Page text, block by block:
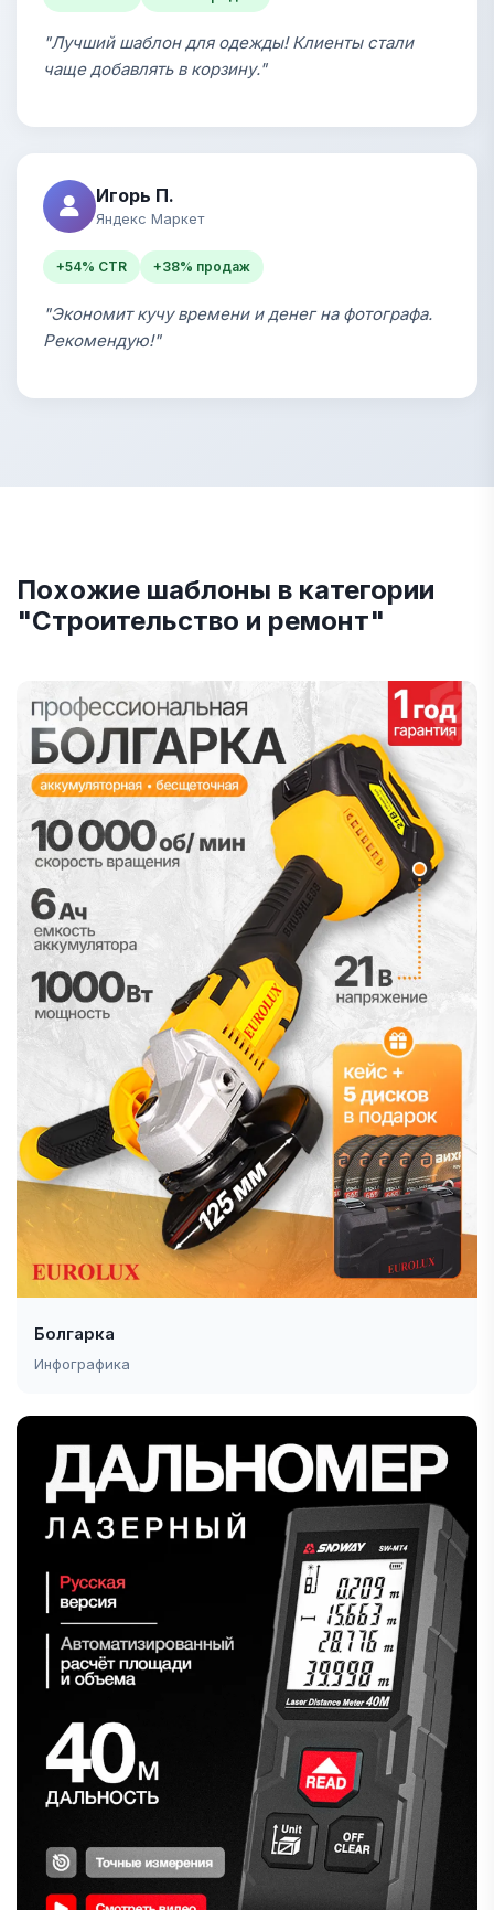
"Лучший шаблон для одежды! Клиенты стали
чаще добавлять в корзину."
Игорь П.
Яндекс Маркет
+54% CTR +38% продаж
"Экономит кучу времени и денег на фотографа.
Рекомендую!"
Похожие шаблоны в категории
"Строительство и ремонт"
Болгарка
Инфографика